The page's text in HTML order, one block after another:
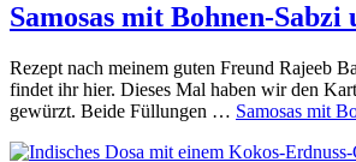
Samosas mit Bohnen-
Rezept nach meinem guten Freund Rajeeb
findet ihr hier. Dieses Mal haben wir den
gewürzt. Beide Füllungen … Samosas mit